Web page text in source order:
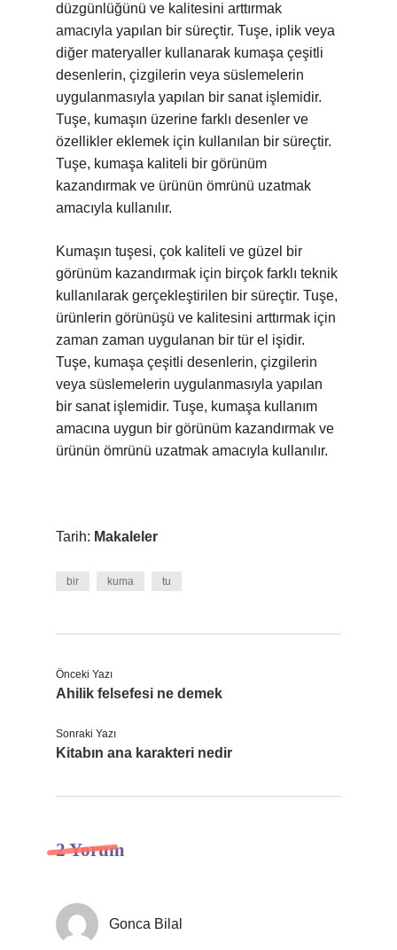
düzgünlüğünü ve kalitesini arttırmak
amacıyla yapılan bir süreçtir. Tuşe, iplik veya
diğer materyaller kullanarak kumaşa çeşitli
desenlerin, çizgilerin veya süslemelerin
uygulanmasıyla yapılan bir sanat işlemidir.
Tuşe, kumaşın üzerine farklı desenler ve
özellikler eklemek için kullanılan bir süreçtir.
Tuşe, kumaşa kaliteli bir görünüm
kazandırmak ve ürünün ömrünü uzatmak
amacıyla kullanılır.
Kumaşın tuşesi, çok kaliteli ve güzel bir
görünüm kazandırmak için birçok farklı teknik
kullanılarak gerçekleştirilen bir süreçtir. Tuşe,
ürünlerin görünüşü ve kalitesini arttırmak için
zaman zaman uygulanan bir tür el işidir.
Tuşe, kumaşa çeşitli desenlerin, çizgilerin
veya süslemelerin uygulanmasıyla yapılan
bir sanat işlemidir. Tuşe, kumaşa kullanım
amacına uygun bir görünüm kazandırmak ve
ürünün ömrünü uzatmak amacıyla kullanılır.
Tarih: Makaleler
bir kuma tu
Önceki Yazı
Ahilik felsefesi ne demek
Sonraki Yazı
Kitabın ana karakteri nedir
2 Yorum
Gonca Bilal